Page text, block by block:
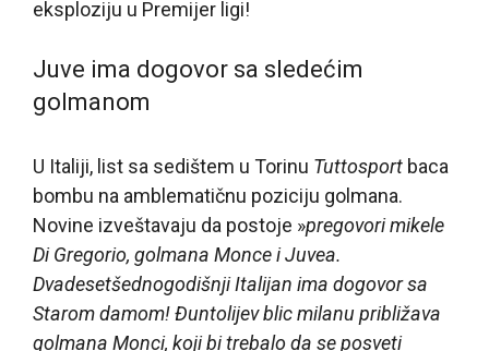
eksploziju u Premijer ligi!
Juve ima dogovor sa sledećim
golmanom
U Italiji, list sa sedištem u Torinu Tuttosport baca
bombu na amblematičnu poziciju golmana.
Novine izveštavaju da postoje »pregovori mikele
Di Gregorio, golmana Monce i Juvea.
Dvadesetšednogodišnji Italijan ima dogovor sa
Starom damom! Đuntolijev blic milanu približava
golmana Monci, koji bi trebalo da se posveti